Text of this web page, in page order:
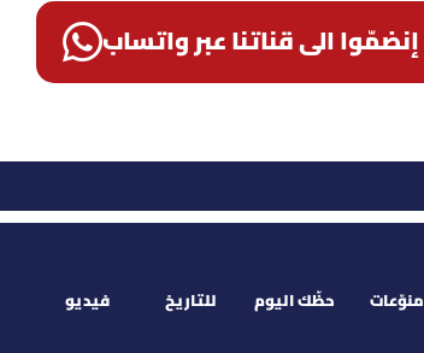
إنضمّوا الى قناتنا عبر واتساب
منوّعات حظّك اليوم للتاريخ فيديو